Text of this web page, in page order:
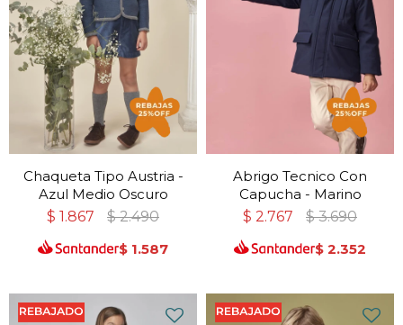
Chaqueta Tipo Austria -
Azul Medio Oscuro
$ 1.867 $ 2.490
$ 1.587
Abrigo Tecnico Con
Capucha - Marino
$ 2.767 $ 3.690
$ 2.352